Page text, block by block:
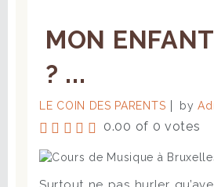
MON
? ...
LE COIN DES PARENTS by
0.00 of 0 votes